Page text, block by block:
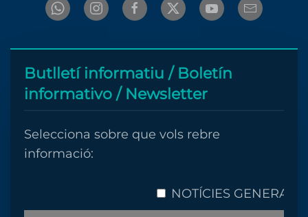
Butlletí informatiu / Boletín
informativo / Newsletter
Selecciona sobre que vols rebre
informació:
NOTÍCIES